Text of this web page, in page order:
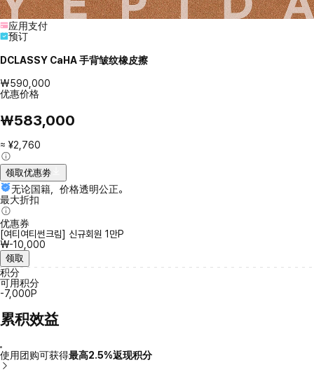
应用支付
预订
DCLASSY CaHA 手背皱纹橡皮擦
₩590,000
优惠价格
₩583,000
≈ ¥2,760
领取优惠劵
无论国籍，价格透明公正。
最大折扣
优惠券
[여티여티썬크림] 신규회원 1만P
₩-10,000
领取
积分
可用积分
-7,000P
累积效益
使用团购可获得最高2.5%返现积分